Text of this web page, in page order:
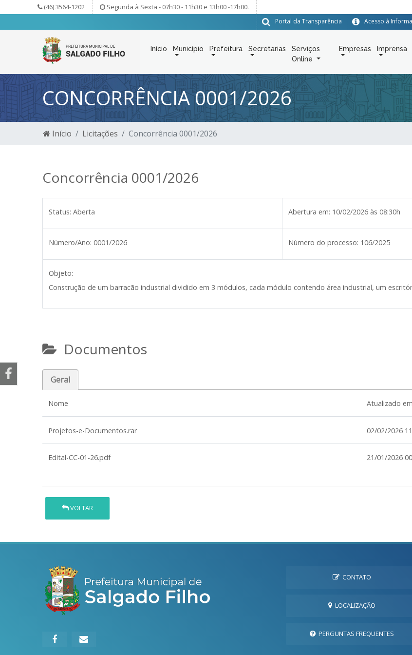
(46) 3564-1202 Segunda à Sexta - 07h30 - 11h30 e 13h00 -17h00.
Acesso à
Portal da Transparência
Início Município Prefeitura Secretarias
Serviços
Online
Empresas Imprensa
CONCORRÊNCIA 0001/2026
Início Licitações Concorrência 0001/2026
Concorrência 0001/2026
Status: Aberta Abertura em: 10/02/2026 às 08:30h
Número/Ano: 0001/2026 Número do processo: 106/2025
Objeto:
Construção de um barracão industrial dividido em 3 módulos, cada módulo contendo área industrial, um
Documentos
Geral
Nome Atualizado em
Projetos-e-Documentos.rar 02/02/2026
Edital-CC-01-26.pdf 21/01/2026
VOLTAR
CONTATO
LOCALIZAÇÃO
PERGUNTAS FREQUENTES